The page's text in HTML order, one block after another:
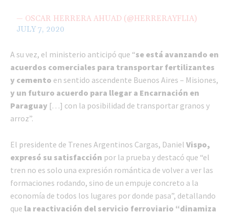
— OSCAR HERRERA AHUAD (@HERRERAYFLIA)
JULY 7, 2020
A su vez, el ministerio anticipó que “se está avanzando en
acuerdos comerciales para transportar fertilizantes
y cemento en sentido ascendente Buenos Aires – Misiones,
y un futuro acuerdo para llegar a Encarnación en
Paraguay […] con la posibilidad de transportar granos y
arroz”.
El presidente de Trenes Argentinos Cargas, Daniel Vispo,
expresó su satisfacción por la prueba y destacó que “el
tren no es solo una expresión romántica de volver a ver las
formaciones rodando, sino de un empuje concreto a la
economía de todos los lugares por donde pasa”, detallando
que la reactivación del servicio ferroviario “dinamiza